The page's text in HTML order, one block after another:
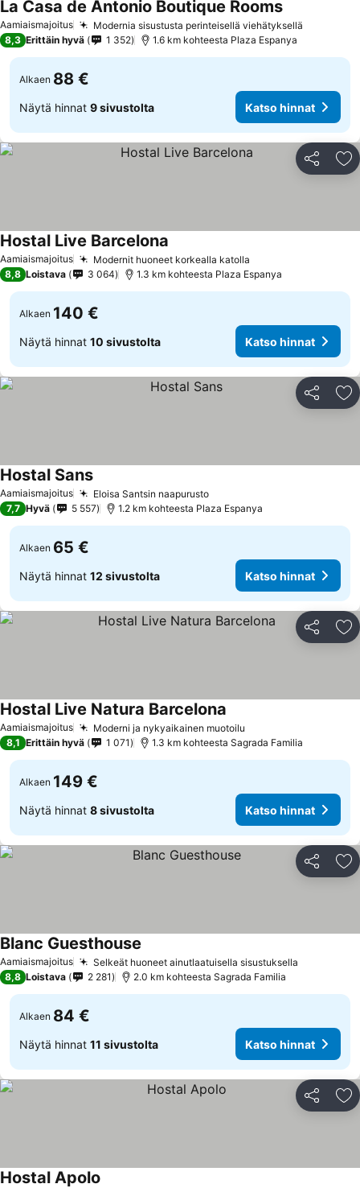
Aamiaismajoitus Modernia sisustusta perinteisellä viehätyksellä
La Casa de Antonio Boutique RoomsKatso hinnat
8,3 Erittäin hyvä 1 352 1.6 km kohteesta Plaza Espanya
Alkaen 88 €
Näytä hinnat 9 sivustolta Katso hinnat
Jaa
Aamiaismajoitus Modernit huoneet korkealla katolla
Hostal Live Barcelona
8,8 Loistava 3 064 1.3 km kohteesta Plaza Espanya
Alkaen 140 €
Näytä hinnat 10 sivustolta Katso hinnat
Jaa
Aamiaismajoitus Eloisa Santsin naapurustoKatso hinnat
Hostal SansKatso hinnat
7,7 Hyvä 5 557 1.2 km kohteesta Plaza Espanya
Alkaen 65 €
Näytä hinnat 12 sivustolta Katso hinnat
Jaa
Aamiaismajoitus Moderni ja nykyaikainen muotoilu
Hostal Live Natura Barcelona
8,1 Erittäin hyvä 1 071 1.3 km kohteesta Sagrada Familia
Alkaen 149 €
Näytä hinnat 8 sivustolta Katso hinnat
Jaa
Aamiaismajoitus Selkeät huoneet ainutlaatuisella sisustuksella
Blanc Guesthouse
8,8 Loistava 2 281 2.0 km kohteesta Sagrada Familia
Alkaen 84 €
Näytä hinnat 11 sivustolta Katso hinnat
Jaa
Hostal Apolo